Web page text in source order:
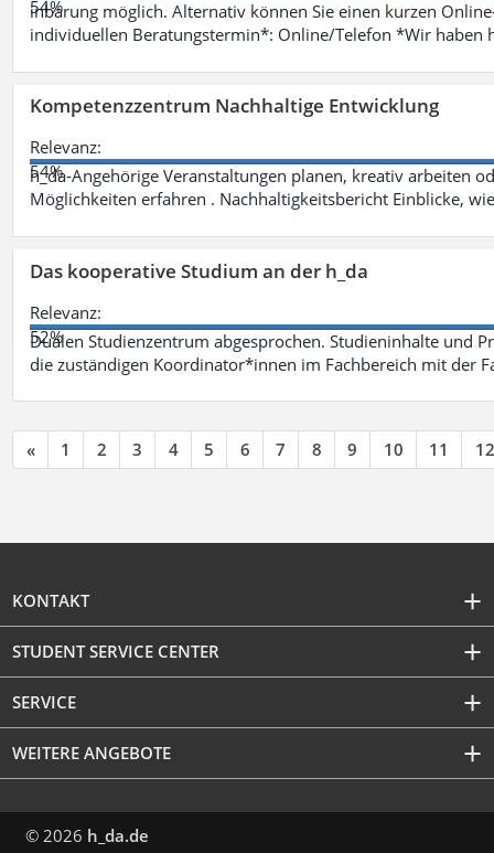
54%
inbarung möglich. Alternativ können Sie einen kurzen
individuellen Beratungstermin*: Online/Telefon *Wir haben
Kompetenzzentrum Nachhaltige Entwicklung
Relevanz:
54%
h_da-Angehörige Veranstaltungen planen, kreativ arbeiten
Möglichkeiten erfahren . Nachhaltigkeitsbericht Einblicke,
Das kooperative Studium an der h_da
Relevanz:
52%
Dualen Studienzentrum abgesprochen. Studieninhalte und
die zuständigen Koordinator*innen im Fachbereich mit der
« 1 2 3 4 5 6 7 8 9 10 11 12
KONTAKT
STUDENT SERVICE CENTER
SERVICE
WEITERE ANGEBOTE
© 2026 h_da.de